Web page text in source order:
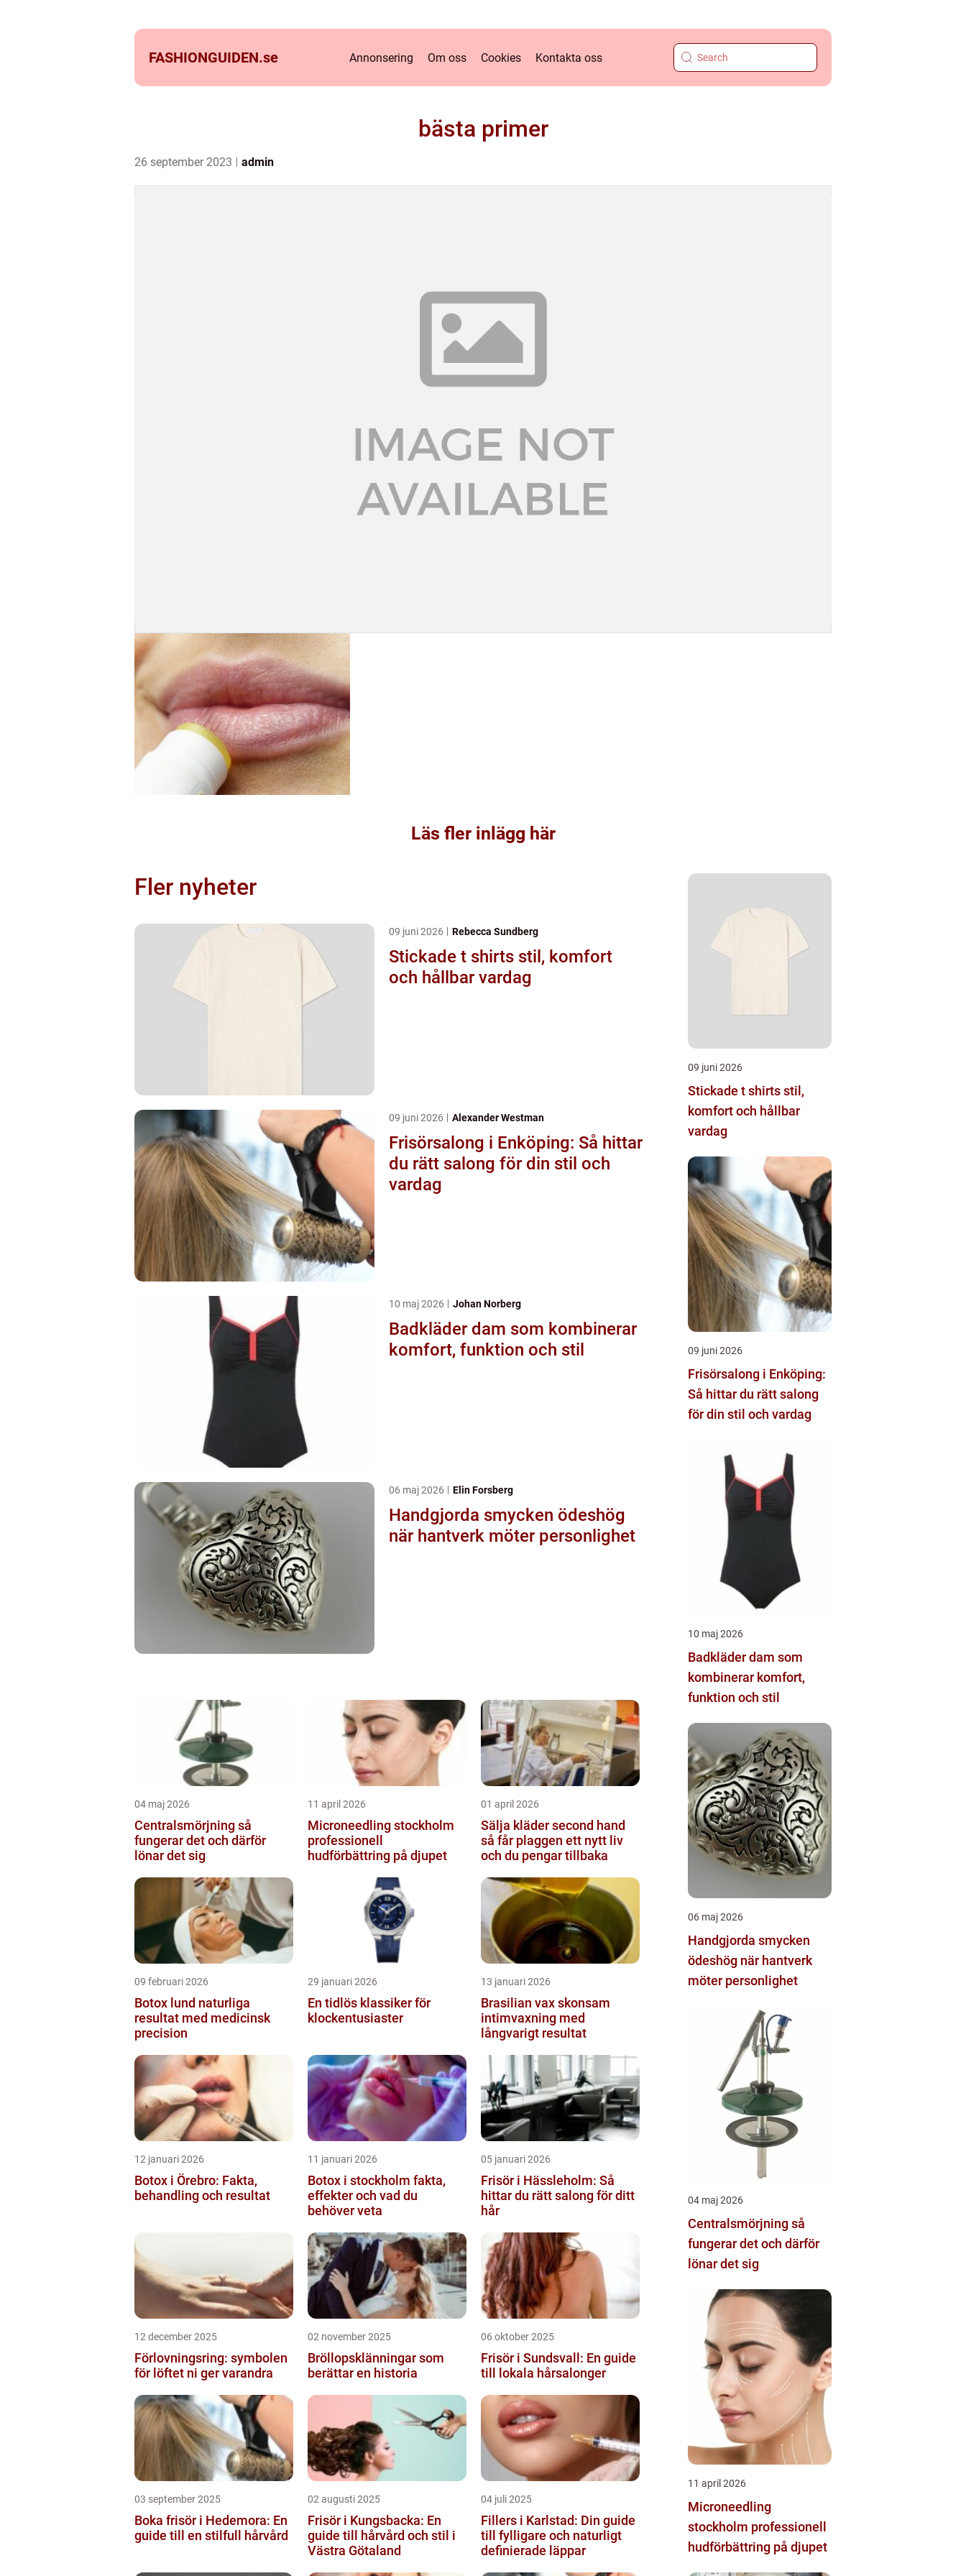
FASHIONGUIDEN.se Annonsering Om oss Cookies Kontakta oss
bästa primer
26 september 2023 admin
Läs fler inlägg här
Fler nyheter
09 juni 2026 Rebecca Sundberg
Stickade t shirts stil, komfort
och hållbar vardag
09 juni 2026 Alexander Westman
Frisörsalong i Enköping: Så hittar
du rätt salong för din stil och
vardag
10 maj 2026 Johan Norberg
Badkläder dam som kombinerar
komfort, funktion och stil
06 maj 2026 Elin Forsberg
Handgjorda smycken ödeshög
när hantverk möter personlighet
04 maj 2026
Centralsmörjning så
fungerar det och därför
lönar det sig
11 april 2026
Microneedling stockholm
professionell
hudförbättring på djupet
01 april 2026
Sälja kläder second hand
så får plaggen ett nytt liv
och du pengar tillbaka
09 februari 2026
Botox lund naturliga
resultat med medicinsk
precision
29 januari 2026
En tidlös klassiker för
klockentusiaster
13 januari 2026
Brasilian vax skonsam
intimvaxning med
långvarigt resultat
12 januari 2026
Botox i Örebro: Fakta,
behandling och resultat
11 januari 2026
Botox i stockholm fakta,
effekter och vad du
behöver veta
05 januari 2026
Frisör i Hässleholm: Så
hittar du rätt salong för ditt
hår
12 december 2025
Förlovningsring: symbolen
för löftet ni ger varandra
02 november 2025
Bröllopsklänningar som
berättar en historia
06 oktober 2025
Frisör i Sundsvall: En guide
till lokala hårsalonger
03 september 2025
Boka frisör i Hedemora: En
guide till en stilfull hårvård
02 augusti 2025
Frisör i Kungsbacka: En
guide till hårvård och stil i
Västra Götaland
04 juli 2025
Fillers i Karlstad: Din guide
till fylligare och naturligt
definierade läppar
09 juni 2026
Stickade t shirts stil,
komfort och hållbar
vardag
09 juni 2026
Frisörsalong i Enköping:
Så hittar du rätt salong
för din stil och vardag
10 maj 2026
Badkläder dam som
kombinerar komfort,
funktion och stil
06 maj 2026
Handgjorda smycken
ödeshög när hantverk
möter personlighet
04 maj 2026
Centralsmörjning så
fungerar det och därför
lönar det sig
11 april 2026
Microneedling
stockholm professionell
hudförbättring på djupet